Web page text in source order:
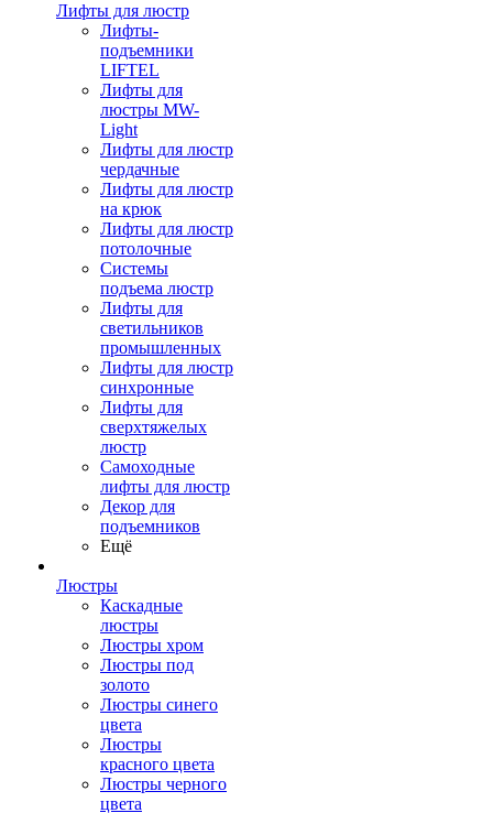
Лифты для люстр
Лифты-
подъемники
LIFTEL
Лифты для
люстры MW-
Light
Лифты для люстр
чердачные
Лифты для люстр
на крюк
Лифты для люстр
потолочные
Системы
подъема люстр
Лифты для
светильников
промышленных
Лифты для люстр
синхронные
Лифты для
сверхтяжелых
люстр
Самоходные
лифты для люстр
Декор для
подъемников
Ещё
Люстры
Каскадные
люстры
Люстры хром
Люстры под
золото
Люстры синего
цвета
Люстры
красного цвета
Люстры черного
цвета